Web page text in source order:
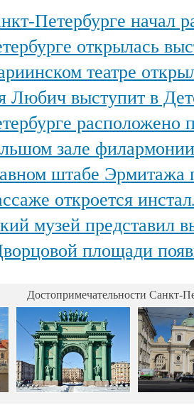
Петербурге начал работу
открылась выставка
театре открылся
выступит в Детском театре
расположено
зале филармонии
штабе Эрмитажа пройдет
откроется
музей представил
появилась интерактивная выставка военной техники,
Достопримечательности Санкт-